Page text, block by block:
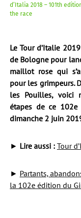
d’Italia 2018 – 101th
the race
Le Tour d’Italie
de Bologne pour
maillot rose qui
pour les grimpeurs.
les Pouilles, voici
étapes de ce
dimanche 2 juin
► Lire aussi : Tour
► Partants,
la 102e édition du